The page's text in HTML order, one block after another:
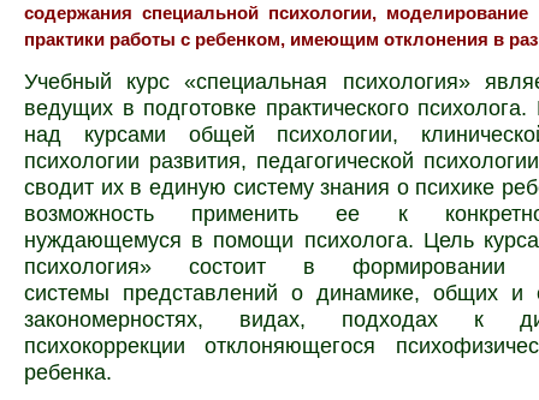
содержания специальной психологии, моделирование
практики работы с ребенком, имеющим отклонения в
Учебный курс «специальная психология»
ведущих в подготовке практического психолога.
над курсами общей психологии,
психологии развития, педагогической
сводит их в единую систему знания о психике
возможность применить ее к
нуждающемуся в помощи психолога. Цель
психология» состоит в формировании
системы представлений о динамике, общих и
закономерностях, видах, подходах к
психокоррекции отклоняющегося
ребенка.